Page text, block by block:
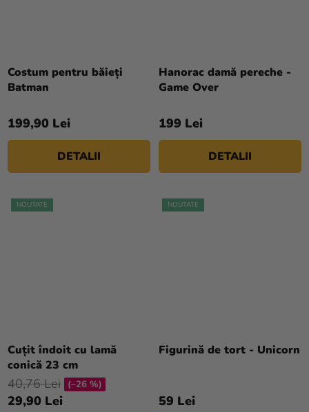
Costum pentru băieți
Batman
199,90 Lei
DETALII
Hanorac damă pereche -
Game Over
199 Lei
DETALII
NOUTATE
Cuțit îndoit cu lamă
conică 23 cm
29,90 Lei
40,76 Lei (–26 %)
NOUTATE
Figurină de tort - Unicorn
59 Lei